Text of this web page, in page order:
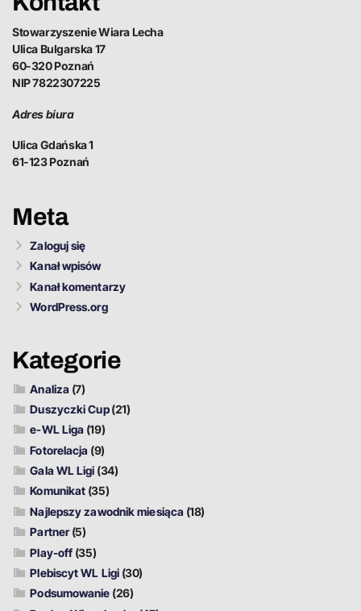
Stowarzyszenie Wiara Lecha
Ulica Bulgarska 17
60-320 Poznań
NIP 7822307225
Adres biura
Ulica Gdańska 1
61-123 Poznań
Meta
Zaloguj się
Kanał wpisów
Kanał komentarzy
WordPress.org
Kategorie
Analiza (7)
Duszyczki Cup(21)
e-WL Liga (19)
Fotorelacja (9)
Gala WL Ligi (34)
Komunikat (35)
Najlepszy zawodnik miesiąca (18)
Partner(5)
Play-off (35)
Plebiscyt WL Ligi (30)
Podsumowanie (26)